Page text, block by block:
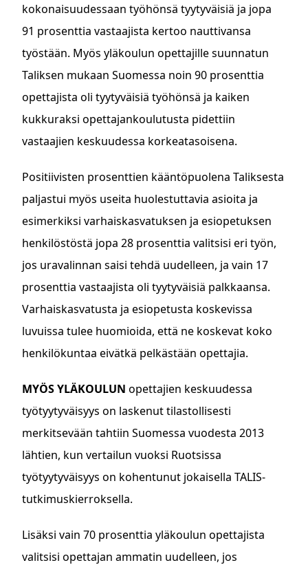
kokonaisuudessaan työhönsä tyytyväisiä ja jopa
91 prosenttia vastaajista kertoo nauttivansa
työstään. Myös yläkoulun opettajille suunnatun
Taliksen mukaan Suomessa noin 90 prosenttia
opettajista oli tyytyväisiä työhönsä ja kaiken
kukkuraksi opettajankoulutusta pidettiin
vastaajien keskuudessa korkeatasoisena.
Positiivisten prosenttien kääntöpuolena Taliksesta
paljastui myös useita huolestuttavia asioita ja
esimerkiksi varhaiskasvatuksen ja esiopetuksen
henkilöstöstä jopa 28 prosenttia valitsisi eri työn,
jos uravalinnan saisi tehdä uudelleen, ja vain 17
prosenttia vastaajista oli tyytyväisiä palkkaansa.
Varhaiskasvatusta ja esiopetusta koskevissa
luvuissa tulee huomioida, että ne koskevat koko
henkilökuntaa eivätkä pelkästään opettajia.
MYÖS YLÄKOULUN opettajien keskuudessa
työtyytyväisyys on laskenut tilastollisesti
merkitsevään tahtiin Suomessa vuodesta 2013
lähtien, kun vertailun vuoksi Ruotsissa
työtyytyväisyys on kohentunut jokaisella TALIS-
tutkimuskierroksella.
Lisäksi vain 70 prosenttia yläkoulun opettajista
valitsisi opettajan ammatin uudelleen, jos